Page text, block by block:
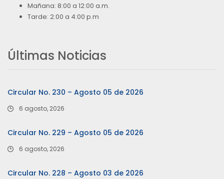
Mañana: 8:00 a 12:00 a.m.
Tarde: 2:00 a 4:00 p.m
Últimas Noticias
Circular No. 230 – Agosto 05 de 2026
6 agosto, 2026
Circular No. 229 – Agosto 05 de 2026
6 agosto, 2026
Circular No. 228 – Agosto 03 de 2026